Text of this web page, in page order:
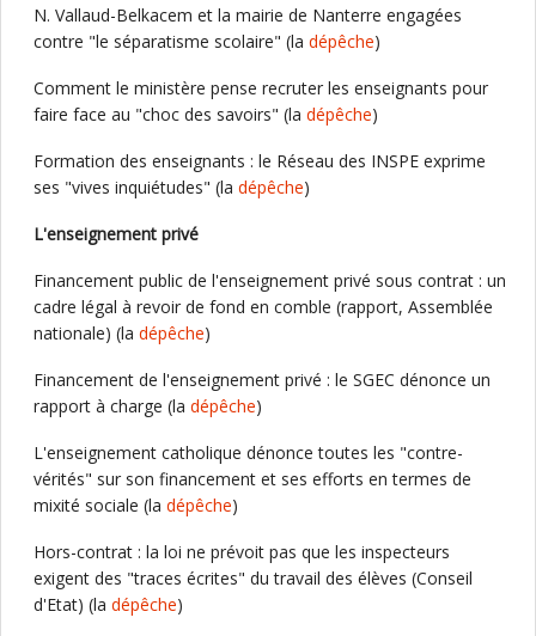
N. Vallaud-Belkacem et la mairie de Nanterre engagées
contre "le séparatisme scolaire" (la dépêche)
Comment le ministère pense recruter les enseignants pour
faire face au "choc des savoirs" (la dépêche)
Formation des enseignants : le Réseau des INSPE exprime
ses "vives inquiétudes" (la dépêche)
L'enseignement privé
Financement public de l'enseignement privé sous contrat : un
cadre légal à revoir de fond en comble (rapport, Assemblée
nationale) (la dépêche)
Financement de l'enseignement privé : le SGEC dénonce un
rapport à charge (la dépêche)
L'enseignement catholique dénonce toutes les "contre-
vérités" sur son financement et ses efforts en termes de
mixité sociale (la dépêche)
Hors-contrat : la loi ne prévoit pas que les inspecteurs
exigent des "traces écrites" du travail des élèves (Conseil
d'Etat) (la dépêche)